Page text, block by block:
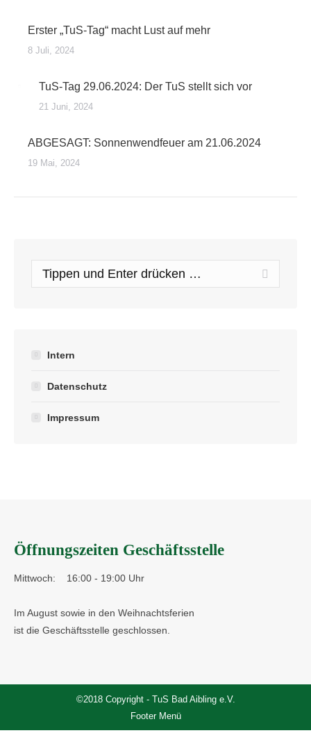
Erster „TuS-Tag“ macht Lust auf mehr
8 Juli, 2024
TuS-Tag 29.06.2024: Der TuS stellt sich vor
21 Juni, 2024
ABGESAGT: Sonnenwendfeuer am 21.06.2024
19 Mai, 2024
Search:
Intern
Datenschutz
Impressum
Öffnungszeiten Geschäftsstelle
Mittwoch: 16:00 - 19:00 Uhr
Im August sowie in den Weihnachtsferien
ist die Geschäftsstelle geschlossen.
©2018 Copyright - TuS Bad Aibling e.V.
Footer Menü